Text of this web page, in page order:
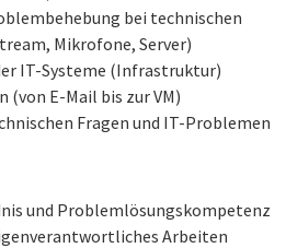
bei technischen
Mikrofone, Server)
IT-Systeme (Infrastruktur)
E-Mail bis zur VM)
Fragen und IT-Problemen
und Problemlösungskompetenz
Arbeiten